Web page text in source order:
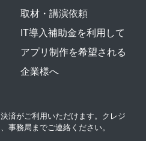
取材・講演依頼
IT導入補助金を利用して
アプリ制作を希望される
企業様へ
済がご利用いただけます。クレジ
事務局までご連絡ください。